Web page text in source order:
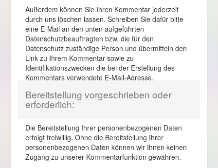
Außerdem können Sie Ihren Kommentar jederzeit
durch uns löschen lassen. Schreiben Sie dafür bitte
eine E-Mail an den unten aufgeführten
Datenschutzbeauftragten bzw. die für den
Datenschutz zuständige Person und übermitteln den
Link zu Ihrem Kommentar sowie zu
Identifikationszwecken die bei der Erstellung des
Kommentars verwendete E-Mail-Adresse.
Bereitstellung vorgeschrieben oder
erforderlich:
Die Bereitstellung Ihrer personenbezogenen Daten
erfolgt freiwillig. Ohne die Bereitstellung Ihrer
personenbezogenen Daten können wir Ihnen keinen
Zugang zu unserer Kommentarfunktion gewähren.